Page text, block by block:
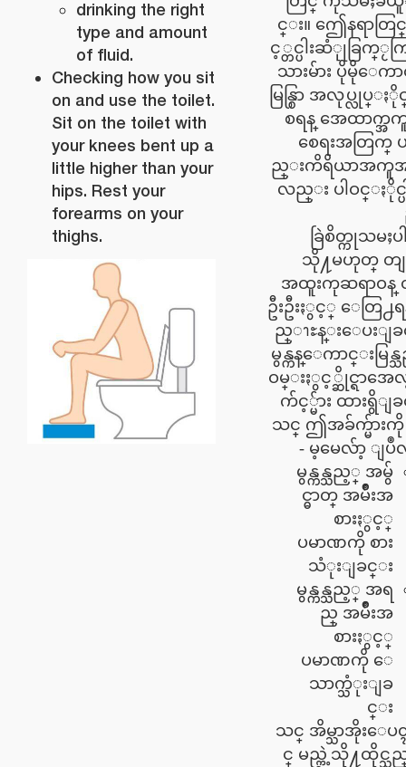
drinking the right
type and amount
of fluid.
Checking how you sit
on and use the toilet.
Sit on the toilet with
your knees bent up a
little higher than your
hips. Rest your
forearms on your
thighs.
င္း။ ဤေနရာတြ
င့္တင္ပါးဆံုုခြက္ႂ
သားမ်ား ပိုမိုေက
မြန္စြာ အလုပ္လုပ္
စရန္ အေထာက္အ
စေရးအတြက္
ည္းကိရိယာအကူ
လည္း ပါဝင္ႏိုင္
ခြဲစိတ္ကုသမႈပ
သို႔မဟုတ္ တျ
အထူးကုဆရာဝန္
ဦးဦးႏွင့္ ေတြ႕ရ
ည္ၫႊန္းေပးျ
မွန္ကန္ေကာင္းမြ
ဝမ္းႏွင့္ဆိုင္ရာအ
က်င့္မ်ား ထားရွိျ
သင္ ဤအခ်က္မ်ားကို
မ့မေလ်ာ့ ျပဳလုပ္
မွန္ကန္သည့္ အမွ်
င္ဓာတ္ အမ်ိဳးအ
စားႏွင့္
ပမာဏကို စား
သံုးျခင္း
မွန္ကန္သည့္ အရ
ည္ အမ်ိဳးအ
စားႏွင့္
ပမာဏကို ေ
သာက္သံုးျခ
င္း
သင္ အိမ္သာအိုးေပ
င္ မည္ကဲ့သို႔ထိုင္သည္